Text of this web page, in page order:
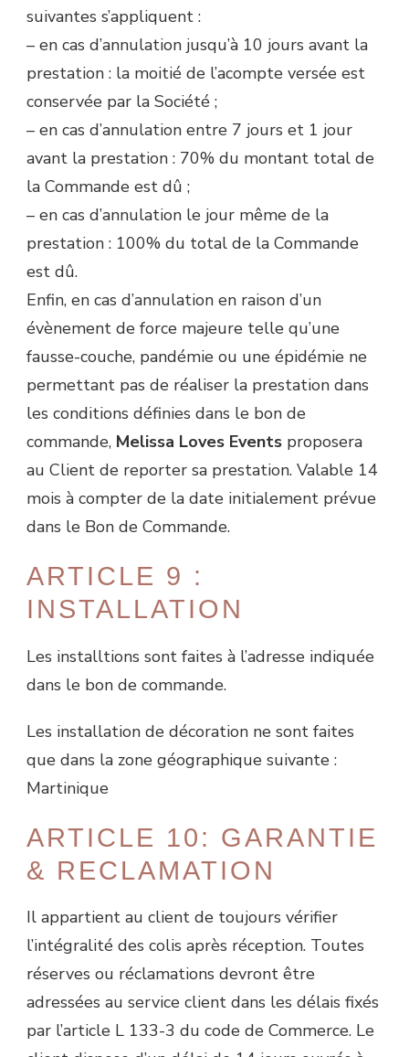
suivantes s’appliquent :
– en cas d’annulation jusqu’à 10 jours avant la
prestation : la moitié de l’acompte versée est
conservée par la Société ;
– en cas d’annulation entre 7 jours et 1 jour
avant la prestation : 70% du montant total de
la Commande est dû ;
– en cas d’annulation le jour même de la
prestation : 100% du total de la Commande
est dû.
Enfin, en cas d’annulation en raison d’un
évènement de force majeure telle qu’une
fausse-couche, pandémie ou une épidémie ne
permettant pas de réaliser la prestation dans
les conditions définies dans le bon de
commande, Melissa Loves Events proposera
au Client de reporter sa prestation. Valable 14
mois à compter de la date initialement prévue
dans le Bon de Commande.
ARTICLE 9 :
INSTALLATION
Les installtions sont faites à l’adresse indiquée
dans le bon de commande.
Les installation de décoration ne sont faites
que dans la zone géographique suivante :
Martinique
ARTICLE 10: GARANTIE
& RECLAMATION
Il appartient au client de toujours vérifier
l’intégralité des colis après réception. Toutes
réserves ou réclamations devront être
adressées au service client dans les délais fixés
par l’article L 133-3 du code de Commerce. Le